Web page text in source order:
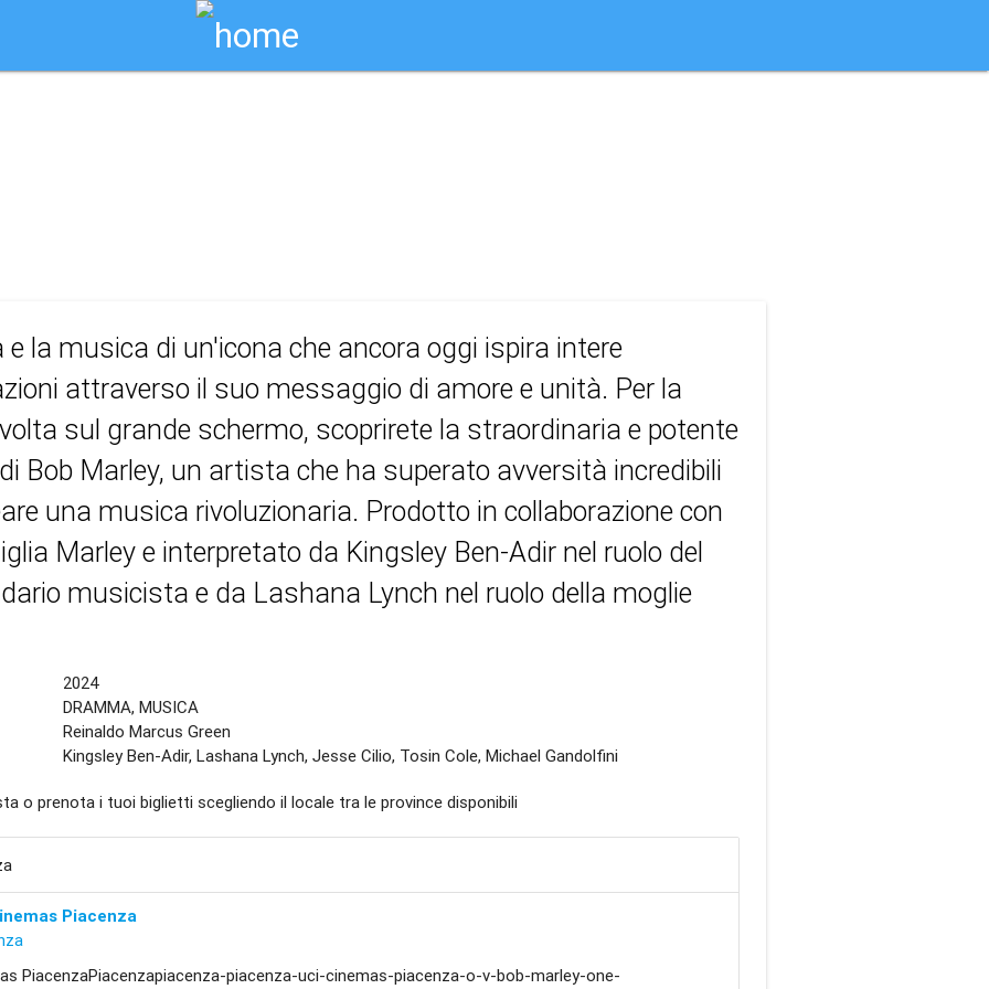
e la musica di un'icona che ancora oggi ispira intere
attraverso il suo messaggio di amore e unità. Per la
sul grande schermo, scoprirete la straordinaria e potente
Bob Marley, un artista che ha superato avversità incredibili
una musica rivoluzionaria. Prodotto in collaborazione con
Marley e interpretato da Kingsley Ben-Adir nel ruolo del
musicista e da Lashana Lynch nel ruolo della moglie
2024
DRAMMA, MUSICA
Reinaldo Marcus Green
Kingsley Ben-Adir, Lashana Lynch, Jesse Cilio, Tosin Cole, Michael Gandolfini
o prenota i tuoi biglietti scegliendo il locale tra le province disponibili
Piacenza
PiacenzaPiacenzapiacenza-piacenza-uci-cinemas-piacenza-o-v-bob-marley-one-